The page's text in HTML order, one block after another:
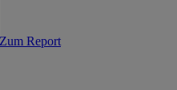
Zum Report